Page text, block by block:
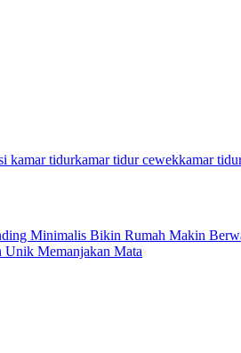
kamar tidurkamar tidur cewekkamar
Minimalis Bikin Rumah Makin
Unik Memanjakan Mata